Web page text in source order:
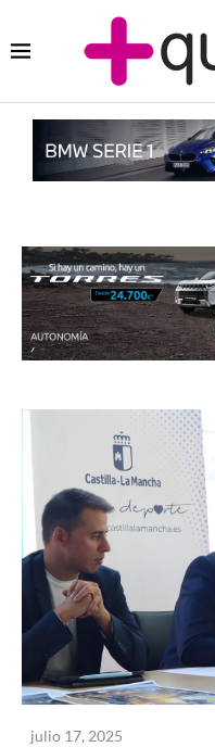
julio 17, 2025